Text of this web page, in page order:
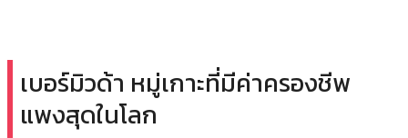
เบอร์มิวด้า หมู่เกาะที่มีค่าครองชีพ
แพงสุดในโลก